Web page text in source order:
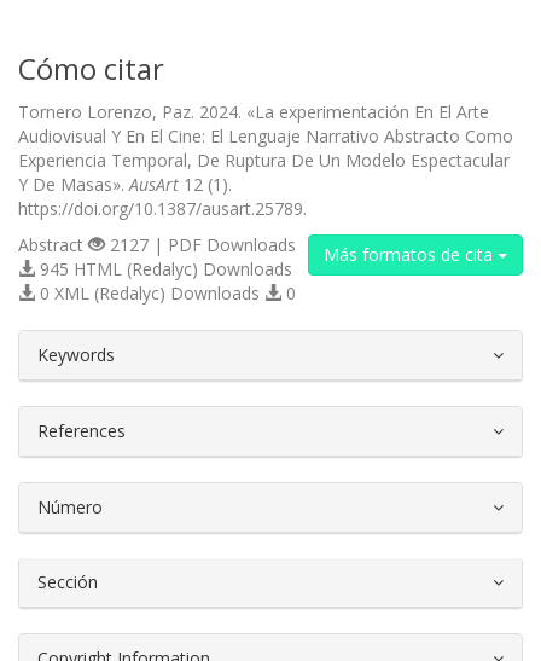
Cómo citar
Tornero Lorenzo, Paz. 2024. «La experimentación En El Arte
Audiovisual Y En El Cine: El Lenguaje Narrativo Abstracto Como
Experiencia Temporal, De Ruptura De Un Modelo Espectacular
Y De Masas».AusArt 12 (1).
https://doi.org/10.1387/ausart.25789.
Más formatos de cita
Abstract
2127 | PDF Downloads
945 HTML (Redalyc) Downloads
0 XML (Redalyc) Downloads
0
Keywords
References
Número
Sección